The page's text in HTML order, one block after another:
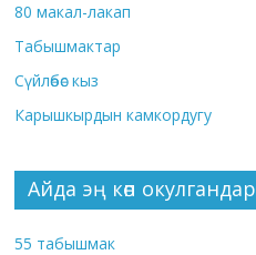
80 макал-лакап
Табышмактар
Сүйлөбөс кыз
Карышкырдын камкордугу
Айда эң көп окулгандар
55 табышмак